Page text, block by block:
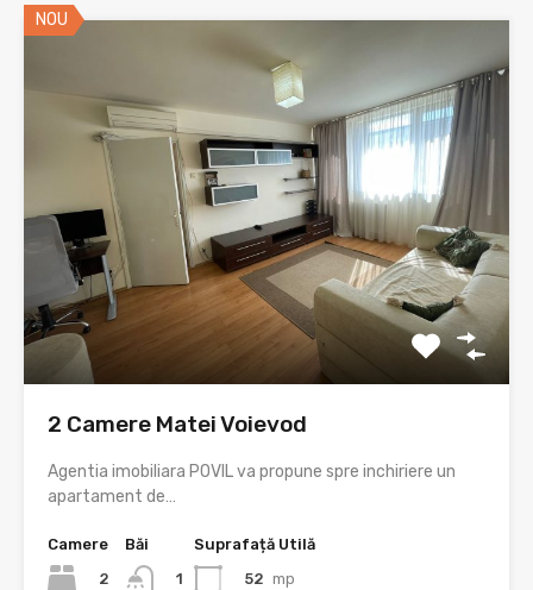
NOU
2 Camere Matei Voievod
Agentia imobiliara POVIL va propune spre inchiriere un
apartament de…
Camere
2
Băi
1
Suprafață Utilă
52 mp